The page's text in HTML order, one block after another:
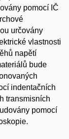
pomocí IČ
určovány
vlastnosti
napětí
bude
indentačních
transmisních
pomocí